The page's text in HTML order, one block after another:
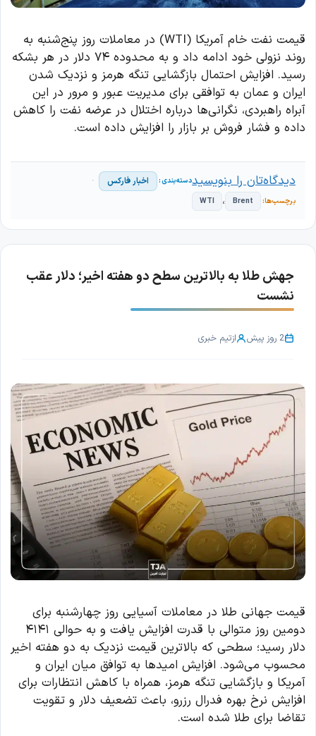
قیمت نفت خام آمریکا (WTI) در معاملات روز پنج‌شنبه به
روند نزولی خود ادامه داد و به محدوده ۷۴ دلار در هر بشکه
رسید. افزایش احتمال بازگشایی تنگه هرمز و نزدیک شدن
ایران و عمان به توافقی برای مدیریت عبور و مرور در این
آبراه راهبردی، نگرانی‌ها درباره اختلال در عرضه نفت را کاهش
داده و فشار فروش بر بازار را افزایش داده است.
اخبار فارکس
Brent ، WTI
دیدگاه‌تان را بنویسید
جهش طلا به بالاترین سطح دو هفته اخیر؛ دلار عقب
نشست
2 روز پیش ازتیم خبری
قیمت جهانی طلا در معاملات آسیایی روز چهارشنبه برای
دومین روز متوالی با قدرت افزایش یافت و به حوالی ۴۱۴۱
دلار رسید؛ سطحی که بالاترین قیمت نزدیک به دو هفته اخیر
محسوب می‌شود. افزایش امیدها به توافق میان ایران و
آمریکا و بازگشایی تنگه هرمز، همراه با کاهش انتظارات برای
افزایش نرخ بهره فدرال رزرو، باعث تضعیف دلار و تقویت
تقاضا برای طلا شده است.